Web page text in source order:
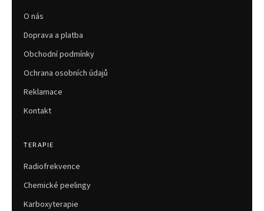
O nás
Doprava a platba
Obchodní podmínky
Ochrana osobních údajů
Reklamace
Kontakt
TERAPIE
Radiofrekvence
Chemické peelingy
Karboxyterapie